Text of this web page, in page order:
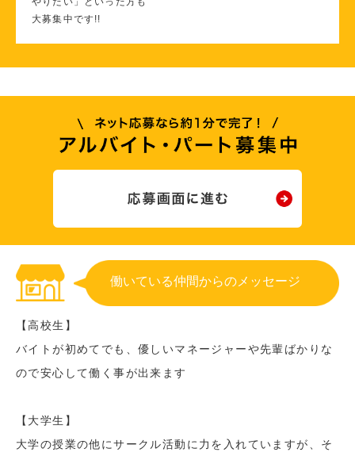
大募集中です!!
働いている仲間からのメッセージ
【高校生】
バイトが初めてでも、優しいマネージャーや先輩ばかりな
ので安心して働く事が出来ます
【大学生】
大学の授業の他にサークル活動に力を入れていますが、そ